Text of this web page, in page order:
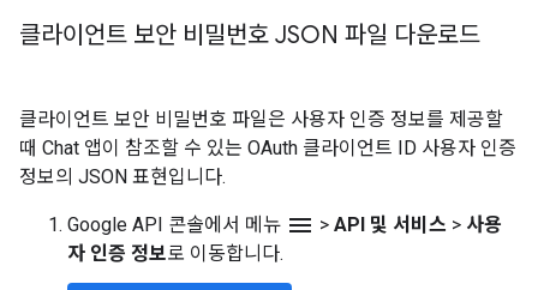
클라이언트 보안 비밀번호 JSON 파일 다운로드
클라이언트 보안 비밀번호 파일은 사용자 인증 정보를 제공할
때 Chat 앱이 참조할 수 있는 OAuth 클라이언트 ID 사용자 인증
정보의 JSON 표현입니다.
Google API 콘솔에서 메뉴 menu > API 및 서비스 > 사용
자 인증 정보로 이동합니다.